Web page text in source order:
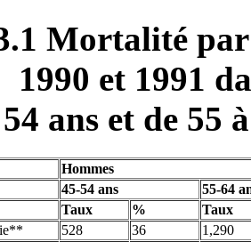
Mortalité
1990 et 1991
ans et de 55
Hommes
45-54 ans
55-64
Taux
%
Taux
528 36
1,290